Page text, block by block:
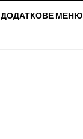
ДОДАТКОВЕ МЕНЮ